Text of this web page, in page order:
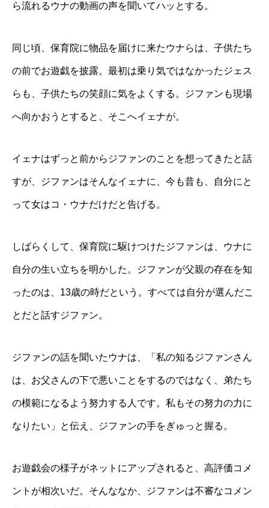
ら流れるウナの動画の声を聞いてハッとする。
同じ頃、保育院に物品を届けに来たウナらは、子供たち
の前でお遊戯を披露。最初は乗り気ではなかったジェス
らも、子供たちの笑顔に気をよくする。ジファンも現場
へ向かおうとすると、そこへイェナが。
イェナはずっと前からジファンのことを想ってきたと話
すが、ジファンはそんなイェナに、今も昔も、自分にと
って女はコ・ウナだけだと告げる。
しばらくして、保育院に駆けつけたジファンは、ウナに
自分の生い立ちを明かした。ジファンが父親の存在を知
ったのは、13歳の時だという。すべては自分が選んだこ
とだと話すジファン。
ジファンの話を聞いたウナは、「私の知るジファンさん
は、お父さんの下で悪いことをするのではなく、弟たち
の模範になるよう努力する人です。私もその努力の力に
なりたい」と伝え、ジファンの手をぎゅっと握る。
お遊戯会の様子がネットにアップされると、高評価コメ
ントが相次いだ。そんななか、ジファンは不審なコメン